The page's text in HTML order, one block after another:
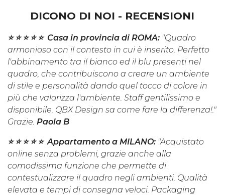
DICONO DI NOI - RECENSIONI
⭐️ ⭐️ ⭐️ ⭐️ ⭐️ Casa in provincia di ROMA: "Quadro
armonioso con il contesto in cui è inserito. Perfetto
l'abbinamento tra il bianco ed il blu presenti nel
quadro, che contribuiscono a creare un ambiente
di stile e personalità dando quel tocco di colore in
più che valorizza l'ambiente. Staff gentilissimo e
disponibile. QBX Design sa come fare la differenza!."
Grazie. Paola B
⭐️ ⭐️ ⭐️ ⭐️ ⭐️ Appartamento a MILANO: "Acquistato
online senza problemi, grazie anche alla
comodissima funzione che permette di
contestualizzare il quadro negli ambienti. Qualità
elevata e tempi di consegna veloci. Packaging